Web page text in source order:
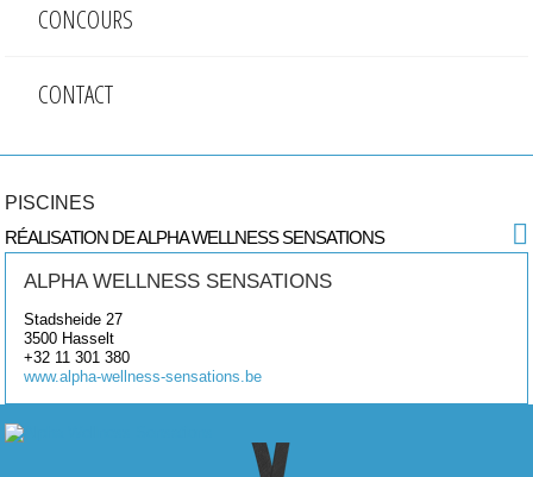
CONCOURS
CONTACT
PISCINES
RÉALISATION DE ALPHA WELLNESS SENSATIONS
ALPHA WELLNESS SENSATIONS
Stadsheide 27
3500 Hasselt
+32 11 301 380
www.alpha-wellness-sensations.be